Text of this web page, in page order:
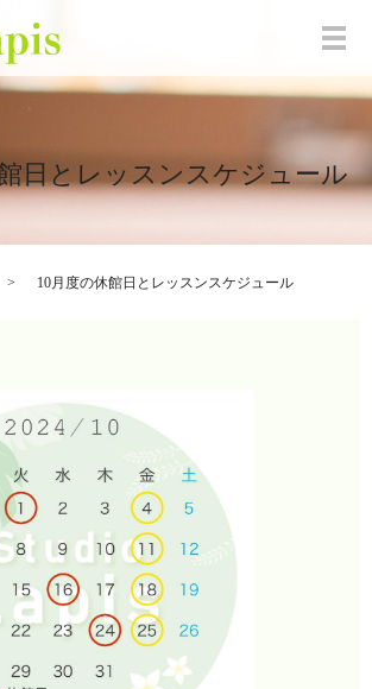
メ
日とレッスンスケジュール
10月度の休館日とレッスンスケジュール